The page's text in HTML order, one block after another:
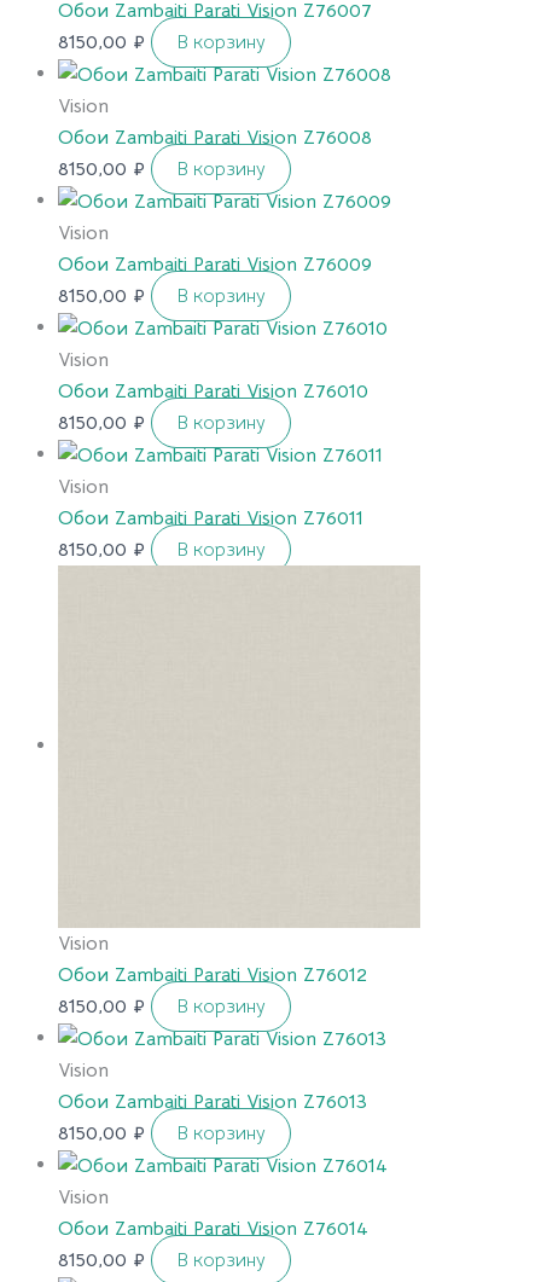
Обои Zambaiti Parati Vision Z76007
8150,00 ₽ В корзину
Vision
Обои Zambaiti Parati Vision Z76008
8150,00 ₽ В корзину
Vision
Обои Zambaiti Parati Vision Z76009
8150,00 ₽ В корзину
Vision
Обои Zambaiti Parati Vision Z76010
8150,00 ₽ В корзину
Vision
Обои Zambaiti Parati Vision Z76011
8150,00 ₽ В корзину
Vision
Обои Zambaiti Parati Vision Z76012
8150,00 ₽ В корзину
Vision
Обои Zambaiti Parati Vision Z76013
8150,00 ₽ В корзину
Vision
Обои Zambaiti Parati Vision Z76014
8150,00 ₽ В корзину